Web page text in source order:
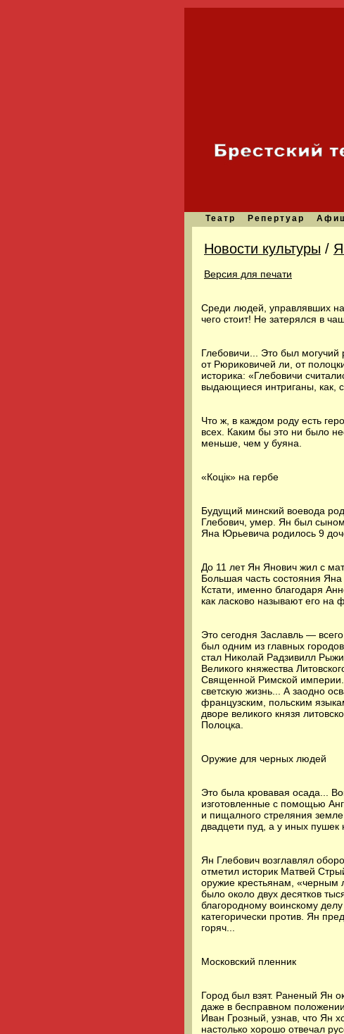
Театр Репертуар
Новости культуры /
Версия для печати
Среди людей, управлявших
чего стоит! Не затерялся в
Глебовичи... Это был могучий
от Рюриковичей ли, от
историка: «Глебовичи
выдающиеся интриганы, как,
Что ж, в каждом роду есть
всех. Каким бы это ни было
меньше, чем у буяна.
«Коцiк» на гербе
Будущий минский воевода
Глебович, умер. Ян был
Яна Юрьевича родилось 9
До 11 лет Ян Янович жил с
Большая часть состояния
Кстати, именно благодаря
как ласково называют его на
Это сегодня Заславль —
был одним из главных
стал Николай Радзивилл
Великого княжества
Священной Римской империи.
светскую жизнь... А заодно
французским, польским
дворе великого князя
Полоцка.
Оружие для черных людей
Это была кровавая осада...
изготовленные с помощью
и пищалного стреляния
двадцети пуд, а у иных пушек
Ян Глебович возглавлял
отметил историк Матвей
оружие крестьянам, «черным
было около двух десятков
благородному воинскому
категорически против. Ян
горяч...
Московский пленник
Город был взят. Раненый Ян
даже в бесправном
Иван Грозный, узнав, что Ян
настолько хорошо отвечал